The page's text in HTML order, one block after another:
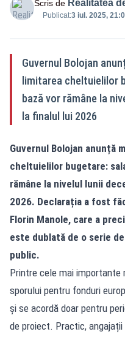
Scris de Realitatea
Publicat:3 iul. 2025,
Guvernul Bolojan
limitarea cheltuielilor
bază vor rămâne la
la finalul lui 2026
Guvernul Bolojan anunță
cheltuielilor bugetare:
rămâne la nivelul lunii
2026. Declarația a fost
Florin Manole, care a
este dublată de o serie
public.
Printre cele mai importante
sporului pentru fonduri
și se acordă doar pentru
de proiect. Practic,